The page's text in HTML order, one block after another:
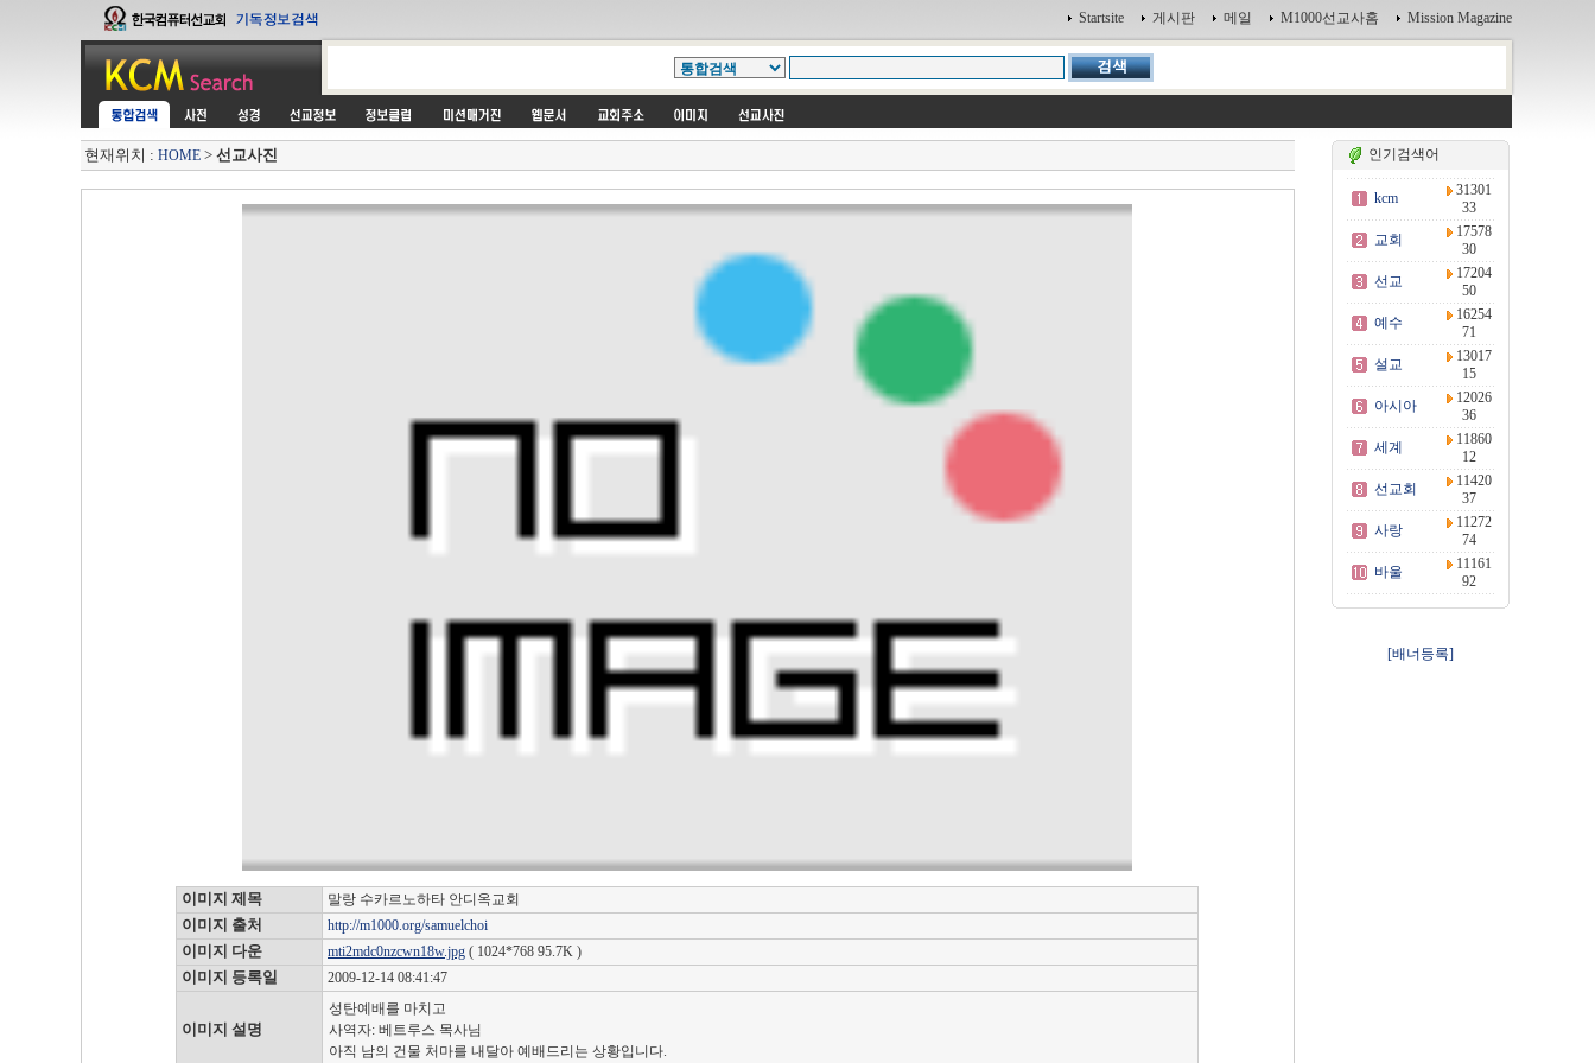
Startsite 게시판 메일 M1000선교사홈 Mission Magazine
현재위치 : HOME> 선교사진
이미지 제목 말랑 수카르노하타 안디옥교회
이미지 출처 http://m1000.org/samuelchoi
이미지 다운 mti2mdc0nzcwn18w.jpg ( 1024*768 95.7K )
이미지 등록일 2009-12-14 08:41:47
이미지 설명
성탄예배를 마치고
사역자: 베트루스 목사님
아직 남의 건물 처마를 내달아 예배드리는 상황입니다.
인기검색어
kcm
31301
33
교회
17578
30
선교
17204
50
예수
16254
71
설교
13017
15
아시아
12026
36
세계
11860
12
선교회
11420
37
사랑
11272
74
바울
11161
92
[배너등록]